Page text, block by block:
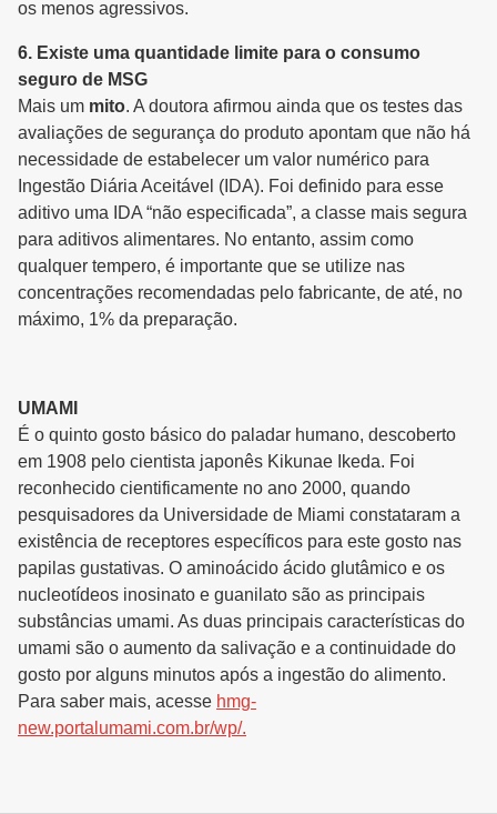
os menos agressivos.
6. Existe uma quantidade limite para o consumo
seguro de MSG
Mais um mito. A doutora afirmou ainda que os testes das
avaliações de segurança do produto apontam que não há
necessidade de estabelecer um valor numérico para
Ingestão Diária Aceitável (IDA). Foi definido para esse
aditivo uma IDA “não especificada”, a classe mais segura
para aditivos alimentares. No entanto, assim como
qualquer tempero, é importante que se utilize nas
concentrações recomendadas pelo fabricante, de até, no
máximo, 1% da preparação.
UMAMI
É o quinto gosto básico do paladar humano, descoberto
em 1908 pelo cientista japonês Kikunae Ikeda. Foi
reconhecido cientificamente no ano 2000, quando
pesquisadores da Universidade de Miami constataram a
existência de receptores específicos para este gosto nas
papilas gustativas. O aminoácido ácido glutâmico e os
nucleotídeos inosinato e guanilato são as principais
substâncias umami. As duas principais características do
umami são o aumento da salivação e a continuidade do
gosto por alguns minutos após a ingestão do alimento.
Para saber mais, acesse hmg-
new.portalumami.com.br/wp/.